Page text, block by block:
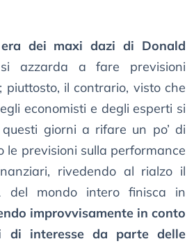
dei maxi dazi di Donald
azzarda a fare previsioni
piuttosto, il contrario, visto che
economisti e degli esperti si
giorni a rifare un po’ di
le previsioni sulla performance
rivedendo al rialzo il
del mondo intero finisca in
improvvisamente in conto
interesse da parte delle